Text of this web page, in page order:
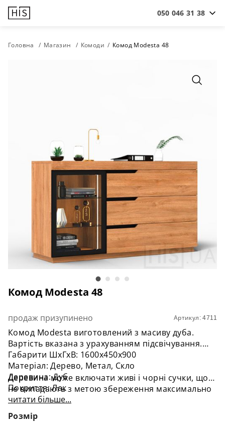
050 046 31 38
Головна Магазин Комоди Комод Modesta 48
Комод Modesta 48
Артикул: 4711
продаж призупинено
Комод Modesta виготовлений з масиву дуба.
Вартість вказана з урахуванням підсвічування.
Габарити ШхГхВ: 1600х450х900
Матеріал: Дерево, Метал, Скло
Деревина: Дуб
Покриття: Лак
Деревина може включати живі і чорні сучки, що
не випадають з метою збереження максимально
природного вигляду. Тон може відрізнятися, так
як підібрати ідентичний колір двох різних
заготовок неможливо.
читати більше...
Розмір